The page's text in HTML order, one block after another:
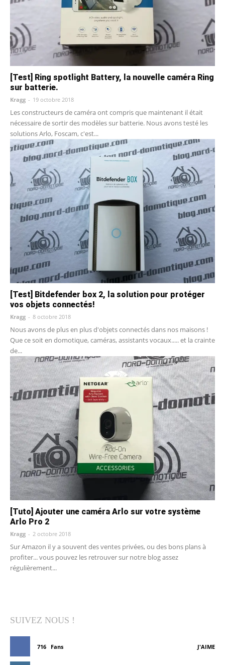
[Test] Ring spotlight Battery, la nouvelle caméra Ring
sur batterie.
Kragg - 19 octobre 2018
Les constructeurs de caméra ont compris que maintenant il était
nécessaire de sortir des modèles sur batterie. Nous avons testé les
solutions Arlo, Foscam, c'est...
[Test] Bitdefender box 2, la solution pour protéger
vos objets connectés!
Kragg - 8 octobre 2018
Nous avons de plus en plus d'objets connectés dans nos maisons !
Que ce soit en domotique, caméras, assistants vocaux..... et la crainte
de...
[Tuto] Ajouter une caméra Arlo sur votre système
Arlo Pro 2
Kragg - 2 octobre 2018
Sur Amazon il y a souvent des ventes privées, ou des bons plans à
profiter... vous pouvez les retrouver sur notre blog assez
régulièrement...
SUIVEZ NOUS !
716 Fans J'AIME